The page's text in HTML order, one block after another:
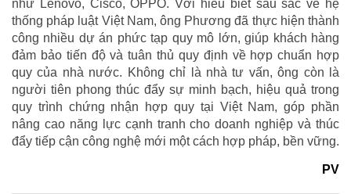
như Lenovo, Cisco, OPPO. Với hiểu biết sâu sắc về hệ
thống pháp luật Việt Nam, ông Phương đã thực hiện thành
công nhiều dự án phức tạp quy mô lớn, giúp khách hàng
đảm bảo tiến độ và tuân thủ quy định về hợp chuẩn hợp
quy của nhà nước. Không chỉ là nhà tư vấn, ông còn là
người tiên phong thúc đẩy sự minh bạch, hiệu quả trong
quy trình chứng nhận hợp quy tại Việt Nam, góp phần
nâng cao năng lực cạnh tranh cho doanh nghiệp và thúc
đẩy tiếp cận công nghệ mới một cách hợp pháp, bền vững.
PV